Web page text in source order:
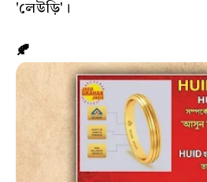
'লেউড়ি'।
🍂